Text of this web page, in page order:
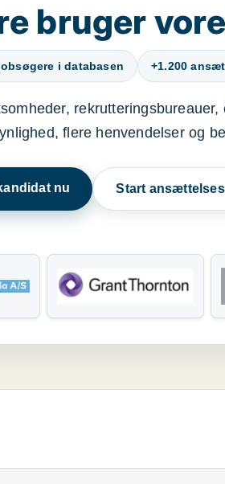
bruger
i databasen +1.200
rekrutteringsbureauer,
flere henvendelser og
nu Start